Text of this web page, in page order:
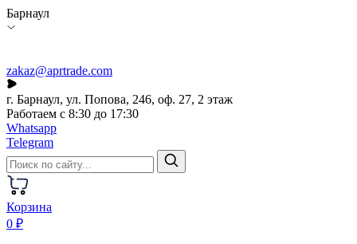
Барнаул
zakaz@aprtrade.com
г. Барнаул, ул. Попова, 246, оф. 27, 2 этаж
Работаем с 8:30 до 17:30
Whatsapp
Telegram
Корзина
0 ₽